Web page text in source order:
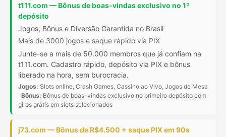
t111.com — Bônus de boas-vindas exclusivo no 1º
depósito
Jogos, Bônus e Diversão Garantida no Brasil
Mais de 3000 jogos e saque rápido via PIX
Junte-se a mais de 50.000 membros que já confiam na
t111.com. Cadastro rápido, depósito via PIX e bônus
liberado na hora, sem burocracia.
Jogos: Slots online, Crash Games, Cassino ao Vivo, Jogos de Mesa
· Bônus: Bônus de boas-vindas exclusivo no primeiro depósito com
giros grátis em slots selecionados
j73.com — Bônus de R$4.500 + saque PIX em 90s